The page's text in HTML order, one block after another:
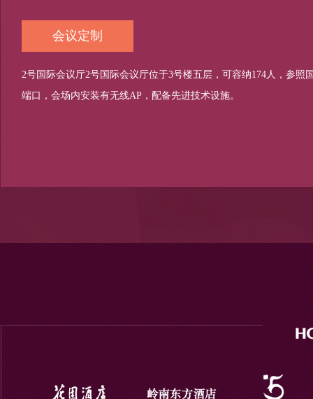
会议定制
2号国际会议厅2号国际会议厅位于3号楼五层，可容纳174人，参
端口，会场内安装有无线AP，配备先进技术设施。